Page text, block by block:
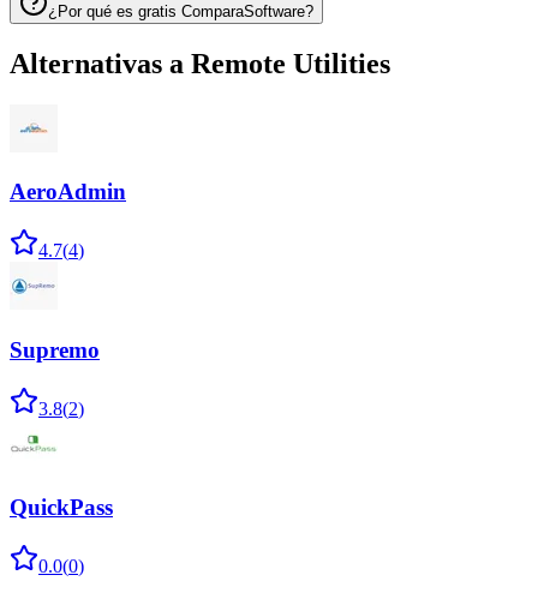
¿Por qué es gratis ComparaSoftware?
Alternativas a Remote Utilities
AeroAdmin
4.7(4)
Supremo
3.8(2)
QuickPass
0.0(0)